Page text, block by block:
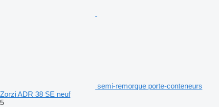
semi-remorque porte-conteneurs
Zorzi ADR 38 SE neuf
5